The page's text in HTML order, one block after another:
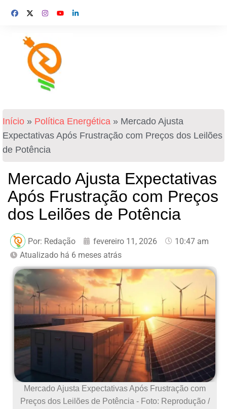
Início » Política Energética » Mercado Ajusta
Expectativas Após Frustração com Preços dos Leilões
de Potência
Mercado Ajusta Expectativas
Após Frustração com Preços
dos Leilões de Potência
Por: Redação fevereiro 11, 2026
10:47 am
Atualizado há 6 meses atrás
Mercado Ajusta Expectativas Após Frustração com
Preços dos Leilões de Potência - Foto: Reprodução /